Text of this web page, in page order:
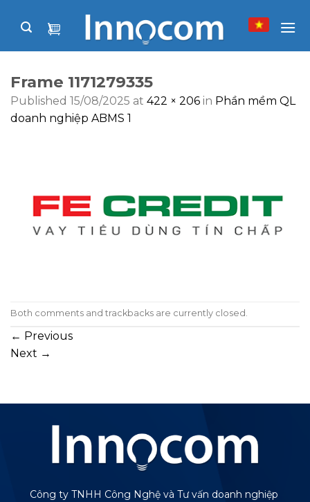
Frame 1171279335
Published 15/08/2025 at 422 × 206 in Phần mềm QL
doanh nghiệp ABMS 1
Both comments and trackbacks are currently closed.
← Previous
Next →
Công ty TNHH Công Nghệ và Tư vấn doanh nghiệp